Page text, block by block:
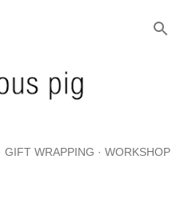
GIFT WRAPPING WORKSHOP